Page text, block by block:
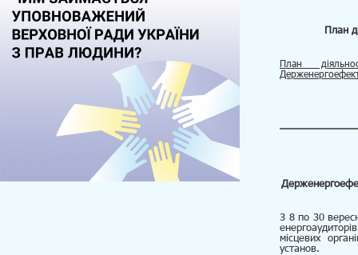
План
План
З 8 по 30
місцевих
установ.